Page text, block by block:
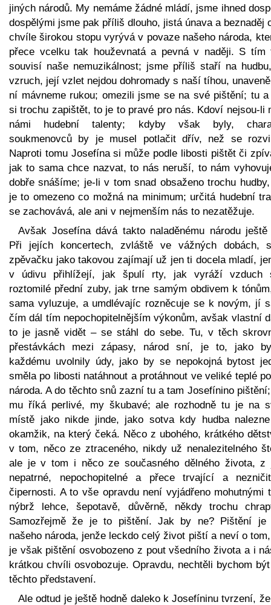
jiných národů. My nemáme žádné mládí, jsme ihned
dospělými jsme pak příliš dlouho, jistá únava a beznaděj
chvíle širokou stopu vyrývá v povaze našeho národa,
přece vcelku tak houževnatá a pevná v naději. S tím
souvisí naše nemuzikálnost; jsme příliš staří na
vzruch, její vzlet nejdou dohromady s naší tíhou,
ní mávneme rukou; omezili jsme se na své pištění; tu
si trochu zapištět, to je to pravé pro nás. Kdoví nejsou-li
námi hudební talenty; kdyby však byly,
soukmenovců by je musel potlačit dřív, než se
Naproti tomu Josefína si může podle libosti pištět či
jak to sama chce nazvat, to nás neruší, to nám
dobře snášíme; je-li v tom snad obsaženo trochu
je to omezeno co možná na minimum; určitá hudební
se zachovává, ale ani v nejmenším nás to nezatěžuje.
Avšak Josefína dává takto naladěnému národu
Při jejích koncertech, zvláště ve vážných dobách,
zpěvačku jako takovou zajímají už jen ti docela mladí,
v údivu přihlížejí, jak špulí rty, jak vyráží vzduch
roztomilé přední zuby, jak trne samým obdivem k
sama vyluzuje, a umdlévajíc rozněcuje se k novým, jí
čím dál tím nepochopitelnějším výkonům, avšak vlastní
to je jasně vidět – se stáhl do sebe. Tu, v těch
přestávkách mezi zápasy, národ sní, je to, jako
každému uvolnily údy, jako by se nepokojná bytost
směla po libosti natáhnout a protáhnout ve veliké teplé
národa. A do těchto snů zazní tu a tam Josefínino
mu říká perlivé, my škubavé; ale rozhodně tu je na
místě jako nikde jinde, jako sotva kdy hudba
okamžik, na který čeká. Něco z ubohého, krátkého
v tom, něco ze ztraceného, nikdy už nenalezitelného
ale je v tom i něco ze současného dělného života, z
nepatrné, nepochopitelné a přece trvající a
čipernosti. A to vše opravdu není vyjádřeno mohutnými
nýbrž lehce, šepotavě, důvěrně, někdy trochu
Samozřejmě že je to pištění. Jak by ne? Pištění je
našeho národa, jenže leckdo celý život piští a neví o
je však pištění osvobozeno z pout všedního života a i
krátkou chvíli osvobozuje. Opravdu, nechtěli bychom
těchto představení.
Ale odtud je ještě hodně daleko k Josefíninu tvrzení,